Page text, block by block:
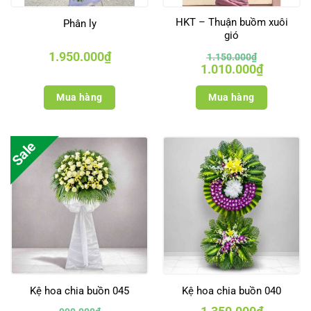
Phân ly
1.950.000₫
Mua hàng
HKT – Thuận buồm xuôi
gió
1.150.000₫
Giá
gốc
là:
1.150.000₫.
1.010.000₫Giá
hiện
tại
Mua hàng
Sale
Kệ hoa chia buồn 045 Kệ hoa chia buồn 040